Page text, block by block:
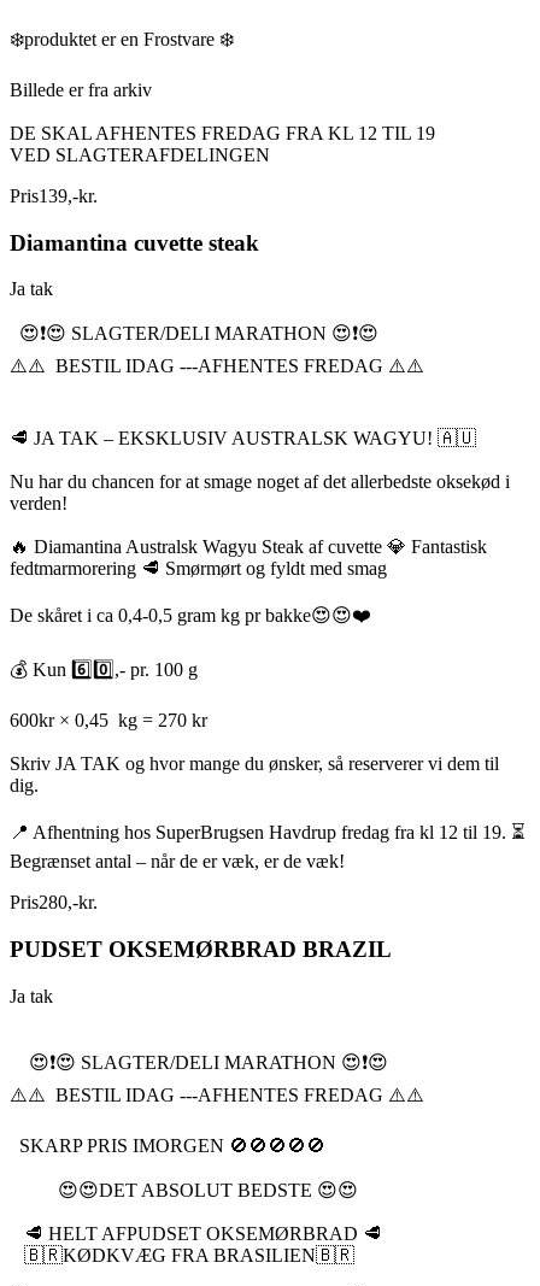
❄️produktet er en Frostvare ❄️
Billede er fra arkiv
DE SKAL AFHENTES FREDAG FRA KL 12 TIL 19
VED SLAGTERAFDELINGEN
Pris139,-kr.
Diamantina cuvette steak
Ja tak
😍❗️😍 SLAGTER/DELI MARATHON 😍❗️😍
⚠️⚠️ BESTIL IDAG ---AFHENTES FREDAG ⚠️⚠️
🥩 JA TAK – EKSKLUSIV AUSTRALSK WAGYU! 🇦🇺
Nu har du chancen for at smage noget af det allerbedste oksekød i
verden!
🔥 Diamantina Australsk Wagyu Steak af cuvette 💎 Fantastisk
fedtmarmorering 🥩 Smørmørt og fyldt med smag
De skåret i ca 0,4-0,5 gram kg pr bakke😍😍❤️
💰 Kun 6️⃣0️⃣,- pr. 100 g
600kr × 0,45 kg = 270 kr
Skriv JA TAK og hvor mange du ønsker, så reserverer vi dem til
dig.
📍 Afhentning hos SuperBrugsen Havdrup fredag fra kl 12 til 19. ⏳
Begrænset antal – når de er væk, er de væk!
Pris280,-kr.
PUDSET OKSEMØRBRAD BRAZIL
Ja tak
😍❗️😍 SLAGTER/DELI MARATHON 😍❗️😍
⚠️⚠️ BESTIL IDAG ---AFHENTES FREDAG ⚠️⚠️
SKARP PRIS IMORGEN 🚫🚫🚫🚫🚫
😍😍DET ABSOLUT BEDSTE 😍😍
🥩 HELT AFPUDSET OKSEMØRBRAD 🥩
🇧🇷KØDKVÆG FRA BRASILIEN🇧🇷